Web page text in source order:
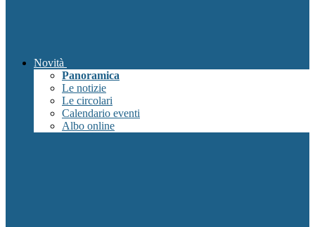
Novità
Panoramica
Le notizie
Le circolari
Calendario eventi
Albo online